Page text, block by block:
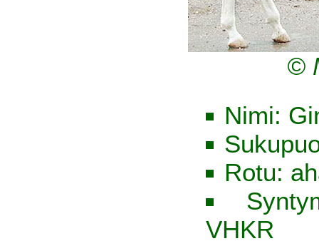
©
Nimi:
Rotu:
VHKR